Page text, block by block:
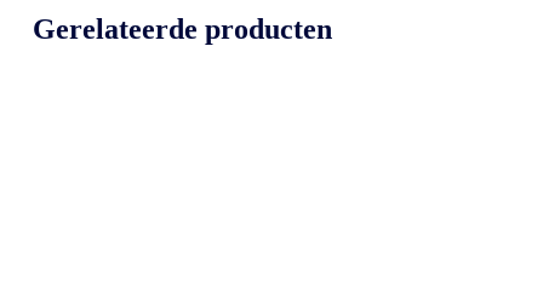
Gerelateerde producten